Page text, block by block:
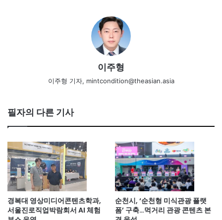
이주형
이주형 기자, mintcondition@theasian.asia
필자의 다른 기사
경복대 영상미디어콘텐츠학과,
서울진로직업박람회서 AI 체험
순천시, ‘순천형 미식관광 플랫
폼’ 구축…먹거리 관광 콘텐츠 본